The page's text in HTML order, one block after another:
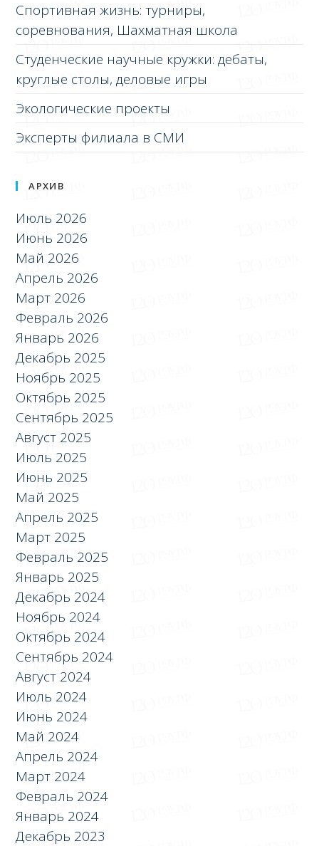
Спортивная жизнь: турниры,
соревнования, Шахматная школа
Студенческие научные кружки: дебаты,
круглые столы, деловые игры
Экологические проекты
Эксперты филиала в СМИ
АРХИВ
Июль 2026
Июнь 2026
Май 2026
Апрель 2026
Март 2026
Февраль 2026
Январь 2026
Декабрь 2025
Ноябрь 2025
Октябрь 2025
Сентябрь 2025
Август 2025
Июль 2025
Июнь 2025
Май 2025
Апрель 2025
Март 2025
Февраль 2025
Январь 2025
Декабрь 2024
Ноябрь 2024
Октябрь 2024
Сентябрь 2024
Август 2024
Июль 2024
Июнь 2024
Май 2024
Апрель 2024
Март 2024
Февраль 2024
Январь 2024
Декабрь 2023